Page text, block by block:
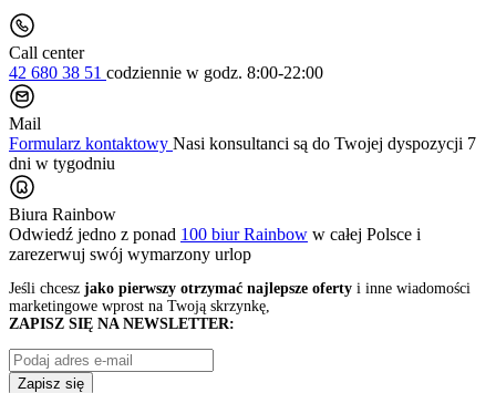
Call center
42 680 38 51 codziennie w godz. 8:00-22:00
Mail
Formularz kontaktowy Nasi konsultanci są do Twojej dyspozycji 7
dni w tygodniu
Biura Rainbow
Odwiedź jedno z ponad 100 biur Rainbow w całej Polsce i
zarezerwuj swój wymarzony urlop
Jeśli chcesz jako pierwszy otrzymać najlepsze oferty i inne wiadomości
marketingowe wprost na Twoją skrzynkę,
ZAPISZ SIĘ NA NEWSLETTER:
Zapisz się